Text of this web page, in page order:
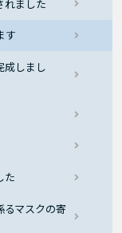
れました
す
成しまし
た
るマスクの寄